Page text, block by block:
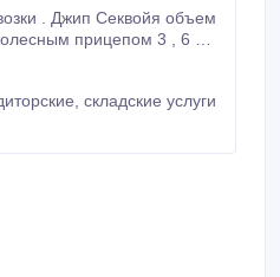
. Джип Секвойя объем
566 5605.
складские услуги